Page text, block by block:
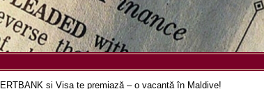
și Visa te premiază – o vacanță în Maldive!